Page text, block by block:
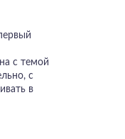
с темой
с
в